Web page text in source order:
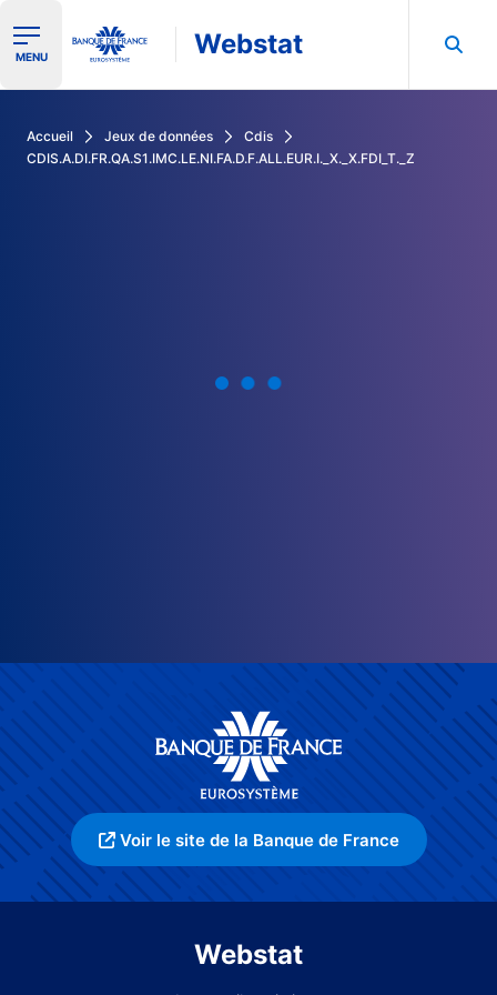
Ouvrir le menu de navigation
MENU Webstat
Accueil Jeux de données
Cdis
CDIS.A.DI.FR.QA.S1.IMC.LE.NI.FA.D.F.ALL.EUR.I._X._X.FDI_T._Z
Voir le site de la Banque de France
Webstat